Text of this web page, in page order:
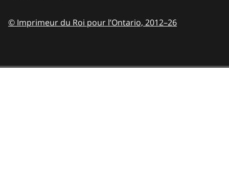
© Imprimeur du Roi pour l’Ontario, 2012–26